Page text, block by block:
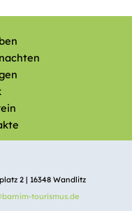
2 | 16348 Wandlitz
tourismus.de